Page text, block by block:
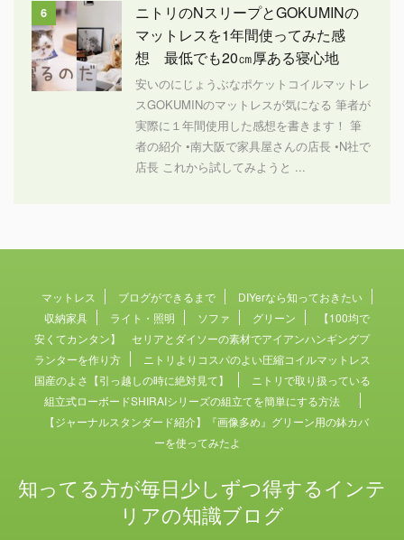
6
ニトリのNスリープとGOKUMINの
マットレスを1年間使ってみた感
想 最低でも20㎝厚ある寝心地
安いのにじょうぶなポケットコイルマットレ
スGOKUMINのマットレスが気になる 筆者が
実際に１年間使用した感想を書きます！ 筆
者の紹介 •南大阪で家具屋さんの店長 •N社で
店長 これから試してみようと ...
マットレス ブログができるまで
DIYerなら知っておきたい
収納家具
ライト・照明 ソファ グリーン
【100均で
安くてカンタン】 セリアとダイソーの素材でアイアンハンギングプ
ランターを作り方
ニトリよりコスパのよい圧縮コイルマットレス
国産のよさ【引っ越しの時に絶対見て】
ニトリで取り扱っている
組立式ローボードSHIRAIシリーズの組立てを簡単にする方法
【ジャーナルスタンダード紹介】『画像多め』グリーン用の鉢カバ
ーを使ってみたよ
知ってる方が毎日少しずつ得するインテ
リアの知識ブログ